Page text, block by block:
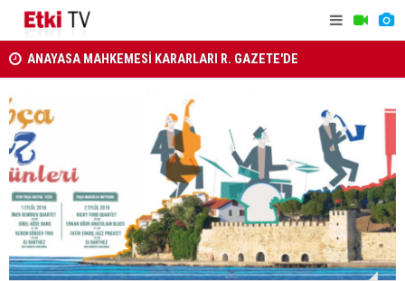
ANAYASA MAHKEMESİ KARARLARI R. GAZETE'DE
Ahbap Derneği'nin yönetimine kayyum atandı